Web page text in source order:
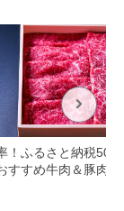
！ふるさと納税
すすめ牛肉＆豚肉ラ